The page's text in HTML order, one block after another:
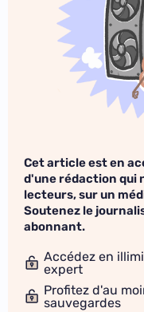
Cet article est en
d'une rédaction qui
lecteurs, sur un
Soutenez le
abonnant.
Accédez en
expert
Profitez d'au
sauvegardes